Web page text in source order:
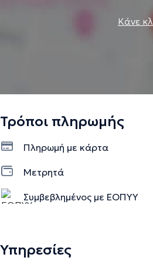
Κάνε
Τρόποι πληρωμής
Πληρωμή με κάρτα
Μετρητά
Συμβεβλημένος με ΕΟΠΥΥ
Υπηρεσίες